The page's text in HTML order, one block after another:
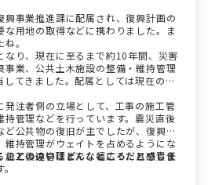
興事業推進課に配属され、復興計画の
な用地の取得などに携わりました。ま
。
なり、現在に至るまで約10年間、災害
事業、公共土木施設の整備・維持管理
してきました。配属としては現在の所
発注者側の立場として、工事の施工管
持管理などを行っています。震災直後
ど公共物の復旧が主でしたが、復興事
維持管理がウェイトを占めるようにな
施工後の管理まで、幅広く、且つ責任
ことの違いはどんなところだと感じま